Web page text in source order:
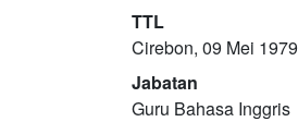
TTL
Cirebon, 09 Mei 1979
Jabatan
Guru Bahasa Inggris